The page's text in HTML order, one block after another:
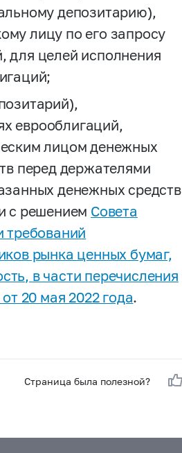
депозитарию),
лицу по его запросу
для целей исполнения
еврооблигаций,
лицом денежных
перед держателями
денежных средств
с решением Совета
требований
рынка ценных бумаг,
в части перечисления
20 мая 2022 года.
Страница была полезной?